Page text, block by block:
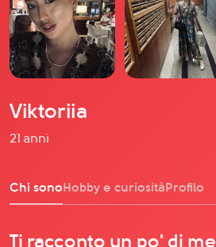
TikTok
Viktoriia
21 anni
Chi sonoHobby e curiositàProfilo
Ti racconto un po' di me